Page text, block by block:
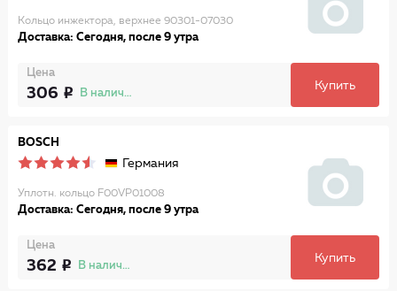
Кольцо инжектора, верхнее 90301-07030
Доставка: Сегодня, после 9 утра
Цена
306 В наличии
Купить
BOSCH
Германия
Уплотн. кольцо F00VP01008
Доставка: Сегодня, после 9 утра
Цена
362 В наличии
Купить